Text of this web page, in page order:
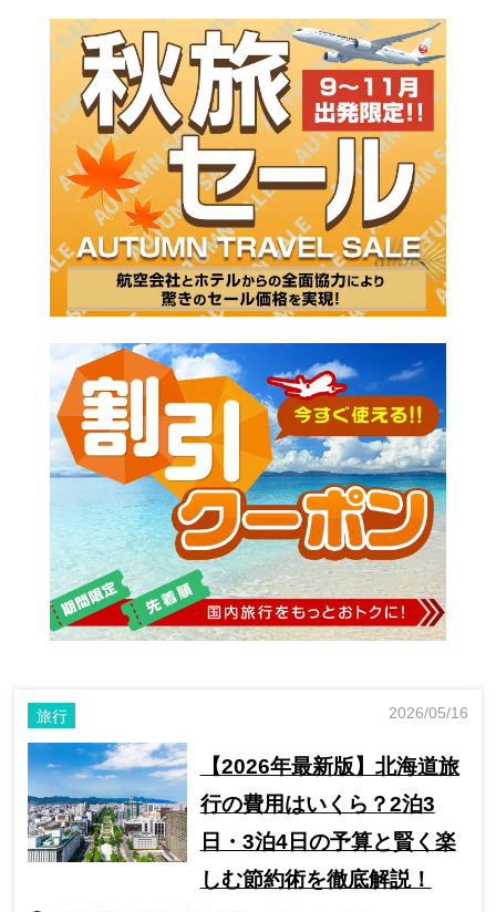
旅行 2026/05/16
【2026年最新版】北海道旅
行の費用はいくら？2泊3
日・3泊4日の予算と賢く楽
しむ節約術を徹底解説！